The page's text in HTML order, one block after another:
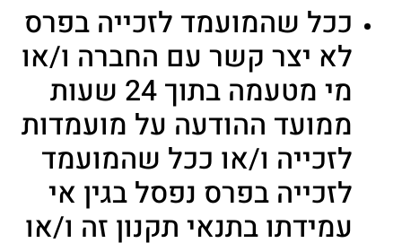
ככל שהמועמד לזכייה בפרס
לא יצר קשר עם החברה ו/או
מי מטעמה בתוך 24 שעות
ממועד ההודעה על מועמדות
לזכייה ו/או ככל שהמועמד
לזכייה בפרס נפסל בגין אי
עמידתו בתנאי תקנון זה ו/או